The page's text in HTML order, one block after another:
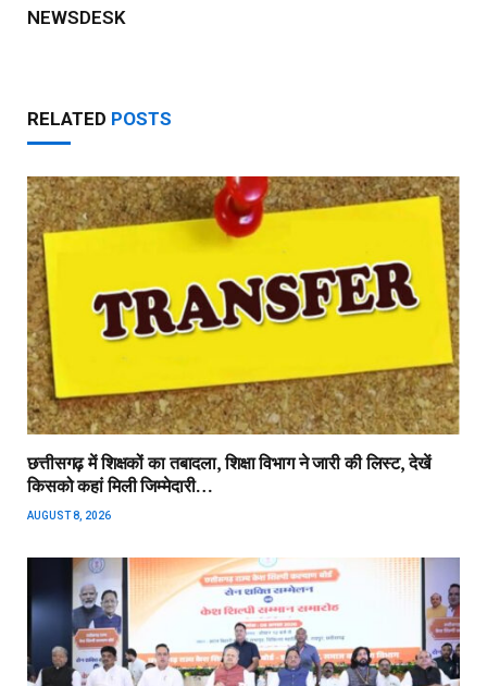
NEWSDESK
RELATED POSTS
छत्तीसगढ़ में शिक्षकों का तबादला, शिक्षा विभाग ने जारी की लिस्ट, देखें
किसको कहां मिली जिम्मेदारी…
AUGUST 8, 2026